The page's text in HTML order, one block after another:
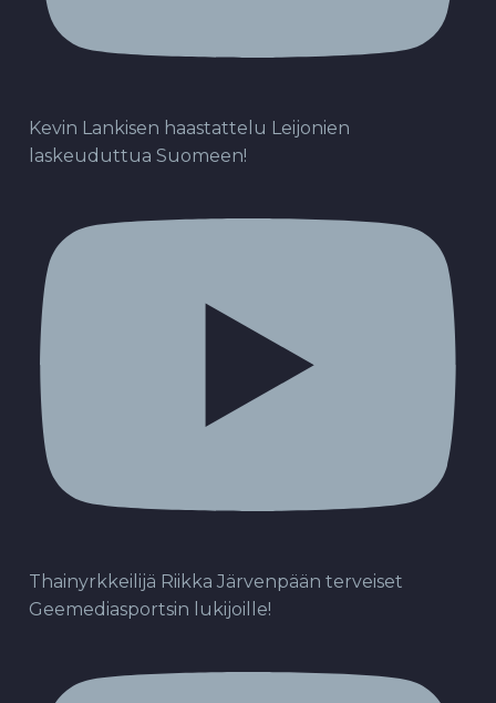
Kevin Lankisen haastattelu Leijonien
laskeuduttua Suomeen!
Thainyrkkeilijä Riikka Järvenpään terveiset
Geemediasportsin lukijoille!